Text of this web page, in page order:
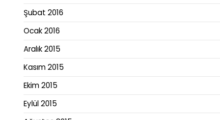
Şubat 2016
Ocak 2016
Aralık 2015
Kasım 2015
Ekim 2015
Eylül 2015